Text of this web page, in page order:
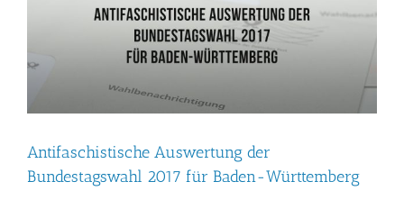
Antifaschistische Auswertung der
Bundestagswahl 2017 für Baden-Württemberg